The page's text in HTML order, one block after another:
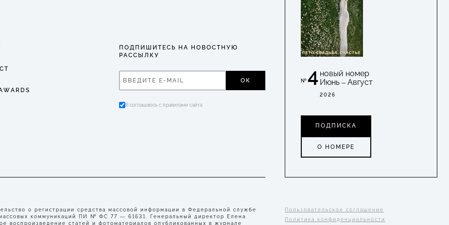
ПОДПИШИТЕСЬ НА НОВОСТНУЮ
РАССЫЛКУ
ОК
Я соглашаюсь с правилами сайта
№4 новый номер
Июнь – Август
2026
ПОДПИСКА
О НОМЕРЕ
о регистрации средства массовой информации в Федеральной службе
коммуникаций ПИ № ФС 77 — 61631. Генеральный директор Елена
воспроизведение статей и фотоматериалов опубликованных в журнале
Пользовательское соглашение
Политика конфиденциальности